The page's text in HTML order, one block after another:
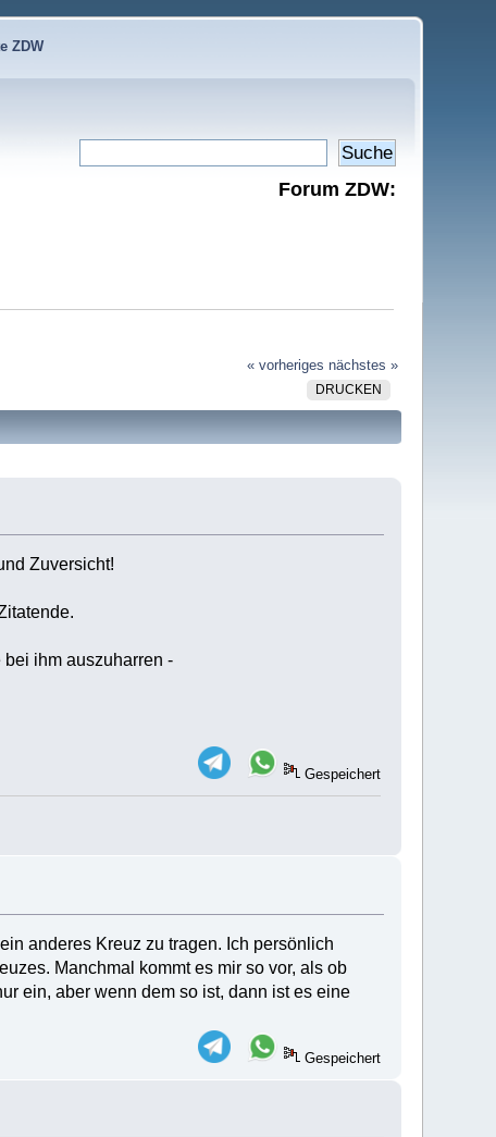
ZDW
Forum ZDW:
« vorheriges nächstes »
DRUCKEN
Zuversicht!
ihm auszuharren -
Gespeichert
anderes Kreuz zu tragen. Ich persönlich
Manchmal kommt es mir so vor, als ob
ein, aber wenn dem so ist, dann ist es eine
Gespeichert